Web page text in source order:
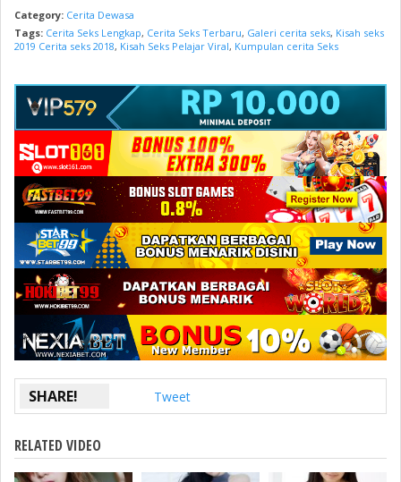
Category: Cerita Dewasa
Tags: Cerita Seks Lengkap, Cerita Seks Terbaru, Galeri cerita seks, Kisah seks
2019 Cerita seks 2018, Kisah Seks Pelajar Viral, Kumpulan cerita Seks
SHARE! Tweet
RELATED VIDEO